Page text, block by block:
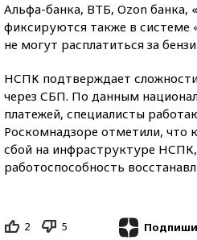
Альфа-банка, ВТБ, Ozon
фиксируются также в системе
не могут расплатиться за
НСПК подтверждает
через СБП. По данным
платежей, специалисты
Роскомнадзоре отметили, что
сбой на инфраструктуре НСПК,
работоспособность
2 5